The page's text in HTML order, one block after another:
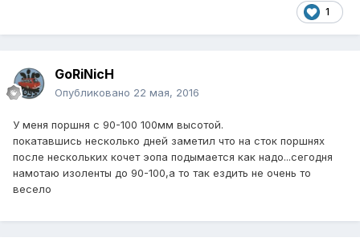
1
GoRiNicH
Опубликовано 22 мая, 2016
У меня поршня с 90-100 100мм высотой.
покатавшись несколько дней заметил что на сток поршнях
после нескольких кочет эопа подымается как надо...сегодня
намотаю изоленты до 90-100,а то так ездить не очень то
весело